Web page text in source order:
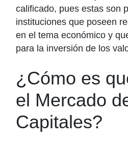
calificado, pues estas son
instituciones que poseen
en el tema económico y
para la inversión de los
¿Cómo es
el Mercado
Capitales?